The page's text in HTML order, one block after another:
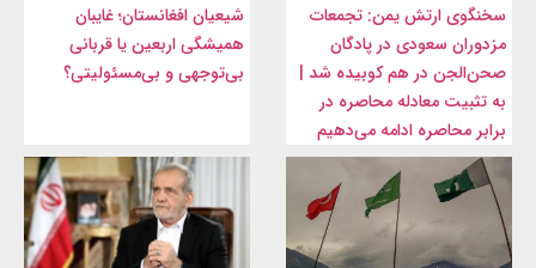
سخنگوی ارتش یمن: تجمعات
مزدوران سعودی در پادگان
صحن‌الجن در هم کوبیده شد |
به تثبیت معادله محاصره در
برابر محاصره ادامه می‌دهیم
شیعیان افغانستان؛ غایبان
همیشگی اربعین یا قربانی
بی‌توجهی و بی‌مسئولیتی؟